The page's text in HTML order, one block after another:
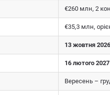
€260 млн, 2
€35,3 млн,
13 жовтня 2026
16 лютого 2027
Вересень –